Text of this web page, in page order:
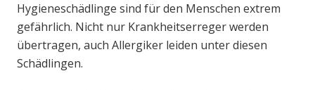
Hygieneschädlinge sind für den Menschen extrem
gefährlich. Nicht nur Krankheitserreger werden
übertragen, auch Allergiker leiden unter diesen
Schädlingen.